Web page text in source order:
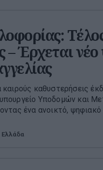
– Έρχεται
καθυστερήσεις
Υποδομών και
ένα ανοικτό,
Ελλάδα